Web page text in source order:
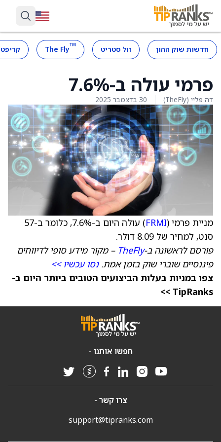
חדשות שוק ההון וול סטריט ™
The Fly
פרמי עולה ב-7.6%
דה פליי (TheFly) 30 בדצמבר 2025
מניית פרמי (FRMI
) עולה היום ב-7.6%, כלומר ב-57
סנט, למחיר של 8.09 דולר.
פורסם לראשונה ב-TheFly – מקור מידע סופי לדיווחים
פיננסיים שוברי שוק בזמן אמת.נסו עכשיו >>
צפו במניות בעלות הביצועים הטובים ביותר היום ב-
TipRanks >>
חפשו אותנו -
צרו קשר -
support@tipranks.com